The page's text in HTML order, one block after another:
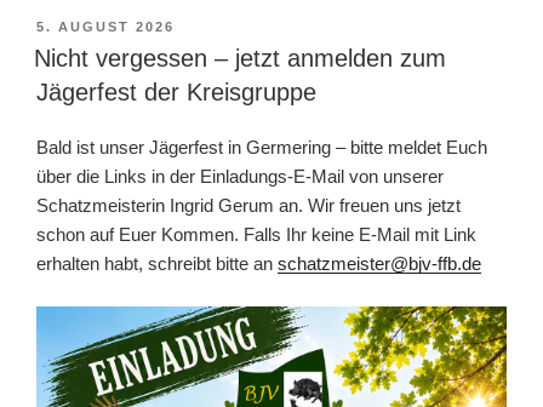
VERÖFFENTLICHT
AM
5. AUGUST 2026
Nicht vergessen – jetzt anmelden zum
Jägerfest der Kreisgruppe
Bald ist unser Jägerfest in Germering – bitte meldet Euch
über die Links in der Einladungs-E-Mail von unserer
Schatzmeisterin Ingrid Gerum an. Wir freuen uns jetzt
schon auf Euer Kommen. Falls Ihr keine E-Mail mit Link
erhalten habt, schreibt bitte an schatzmeister@bjv-ffb.de